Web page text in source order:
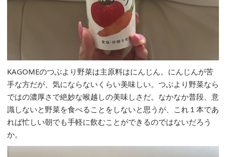
KAGOMEのつぶより野菜は主原料はにんじん。にんじんが苦
手な方だが、気にならないくらい美味しい。つぶより野菜なら
ではの濃厚さで絶妙な喉越しの美味しさだ。なかなか普段、意
識しないと野菜を食べることをしないと思うが、これ１本であ
れば忙しい朝でも手軽に飲むことができるのではないだろう
か。